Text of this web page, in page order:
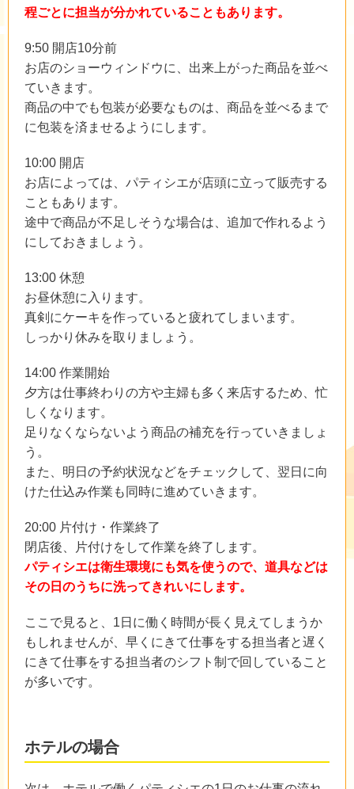
程ごとに担当が分かれていることもあります。
9:50 開店10分前
お店のショーウィンドウに、出来上がった商品を並べ
ていきます。
商品の中でも包装が必要なものは、商品を並べるまで
に包装を済ませるようにします。
10:00 開店
お店によっては、パティシエが店頭に立って販売する
こともあります。
途中で商品が不足しそうな場合は、追加で作れるよう
にしておきましょう。
13:00 休憩
お昼休憩に入ります。
真剣にケーキを作っていると疲れてしまいます。
しっかり休みを取りましょう。
14:00 作業開始
夕方は仕事終わりの方や主婦も多く来店するため、忙
しくなります。
足りなくならないよう商品の補充を行っていきましょ
う。
また、明日の予約状況などをチェックして、翌日に向
けた仕込み作業も同時に進めていきます。
20:00 片付け・作業終了
閉店後、片付けをして作業を終了します。
パティシエは衛生環境にも気を使うので、道具などは
その日のうちに洗ってきれいにします。
ここで見ると、1日に働く時間が長く見えてしまうか
もしれませんが、早くにきて仕事をする担当者と遅く
にきて仕事をする担当者のシフト制で回していること
が多いです。
ホテルの場合